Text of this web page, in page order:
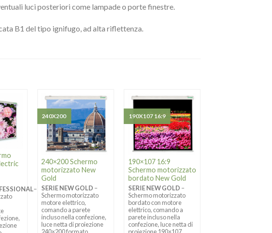
luci posteriori come lampade o porte finestre.
B1 del tipo ignifugo, ad alta riflettenza.
–
240×200 Schermo
motorizzato New
Gold
SERIE NEW GOLD –
Schermo motorizzato
motore elettrico,
comando a parete
incluso nella confezione,
luce netta di proiezione
240X200
190×107 16:9
Schermo motorizzato
bordato New Gold
SERIE NEW GOLD –
Schermo motorizzato
bordato con motore
elettrico, comando a
parete incluso nella
confezione, luce netta di
190X107 16:9